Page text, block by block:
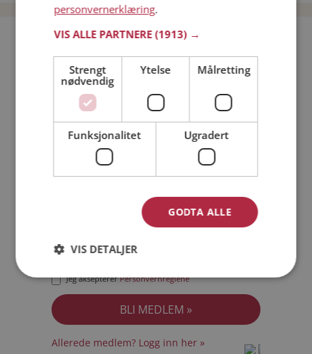
Bli medlem gratis!
Jeg er en:
Jeg akseptererPersonvernreglene
Allerede medlem? Logg inn her »
personvernerklæring.
VIS ALLE PARTNERE(1913) →
Strengt
nødvendig
Ytelse Målretting
Funksjonalitet Ugradert
GODTA ALLE
VIS DETALJER